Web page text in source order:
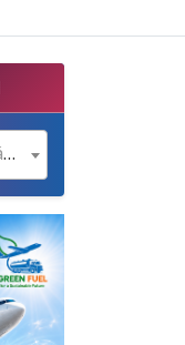
Tìm kiếm mã chứng khoán...